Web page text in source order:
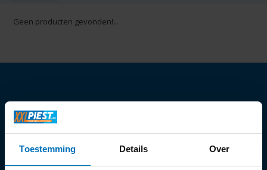
Toestemming Details Over
Geen producten gevonden!...
Openingstijden:
Ma:
13:30 - 18:00 uur
Di t/m vr:09:30 - 18:00 uur